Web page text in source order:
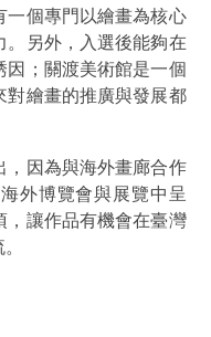
一個專門以繪畫為核心
。另外，入選後能夠在
因；關渡美術館是一個
對繪畫的推廣與發展都
，因為與海外畫廊合作
外博覽會與展覽中呈
，讓作品有機會在臺灣